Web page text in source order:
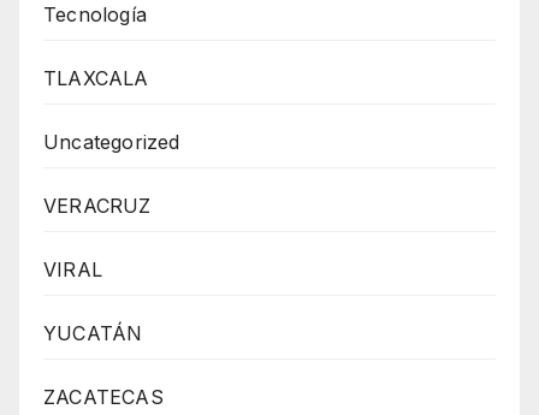
Tecnología
TLAXCALA
Uncategorized
VERACRUZ
VIRAL
YUCATÁN
ZACATECAS